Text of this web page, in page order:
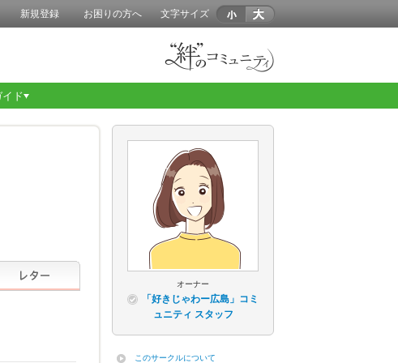
新規登録 お困りの方へ 文字サイズ
ド
オーナー
「好きじゃわー広島」コミ
ュニティ スタッフ
このサークルについて